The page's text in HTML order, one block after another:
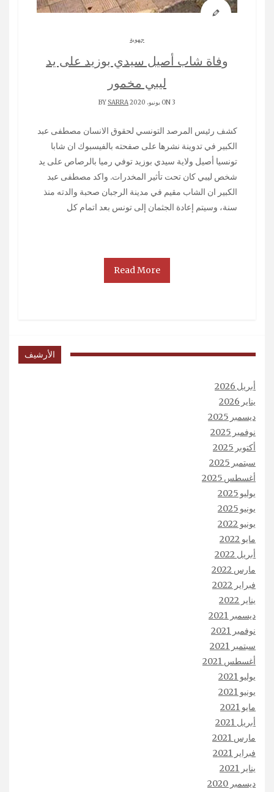
جهوية
وفاة شاب أصيل سيدي بوزيد على يد
ليبي مخمور
ON 3 يونيو، 2020 BY SARRA
كشف رئيس المرصد التونسي لحقوق الانسان مصطفى عبد
الكبير في تدوينة نشرها على صفحته بالفيسبوك ان شابا
تونسيا أصيل ولاية سيدي بوزيد توفي رميا بالرصاص على يد
شخص ليبي كان تحت تأثير المخدرات. واكد مصطفى عبد
الكبير ان الشاب مقيم في مدينة الرجبان صحبة والدته منذ
سنة، وسيتم إعادة الجثمان إلى تونس بعد اتمام كل
Read More
الأرشيف
أبريل 2026
يناير 2026
ديسمبر 2025
نوفمبر 2025
أكتوبر 2025
سبتمبر 2025
أغسطس 2025
يوليو 2025
يونيو 2025
يونيو 2022
مايو 2022
أبريل 2022
مارس 2022
فبراير 2022
يناير 2022
ديسمبر 2021
نوفمبر 2021
سبتمبر 2021
أغسطس 2021
يوليو 2021
يونيو 2021
مايو 2021
أبريل 2021
مارس 2021
فبراير 2021
يناير 2021
ديسمبر 2020